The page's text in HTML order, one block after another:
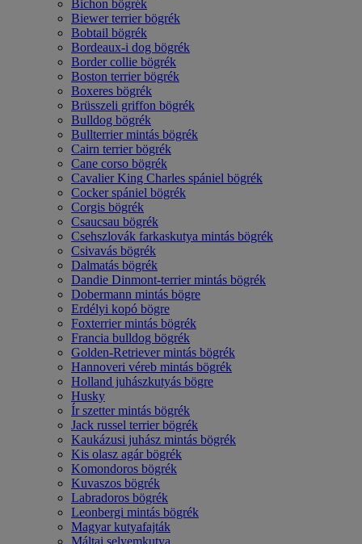
Bichon bögrék
Biewer terrier bögrék
Bobtail bögrék
Bordeaux-i dog bögrék
Border collie bögrék
Boston terrier bögrék
Boxeres bögrék
Brüsszeli griffon bögrék
Bulldog bögrék
Bullterrier mintás bögrék
Cairn terrier bögrék
Cane corso bögrék
Cavalier King Charles spániel bögrék
Cocker spániel bögrék
Corgis bögrék
Csaucsau bögrék
Csehszlovák farkaskutya mintás bögrék
Csivavás bögrék
Dalmatás bögrék
Dandie Dinmont-terrier mintás bögrék
Dobermann mintás bögre
Erdélyi kopó bögre
Foxterrier mintás bögrék
Francia bulldog bögrék
Golden-Retriever mintás bögrék
Hannoveri véreb mintás bögrék
Holland juhászkutyás bögre
Husky
Ír szetter mintás bögrék
Jack russel terrier bögrék
Kaukázusi juhász mintás bögrék
Kis olasz agár bögrék
Komondoros bögrék
Kuvaszos bögrék
Labradoros bögrék
Leonbergi mintás bögrék
Magyar kutyafajták
Máltai selyemkutya